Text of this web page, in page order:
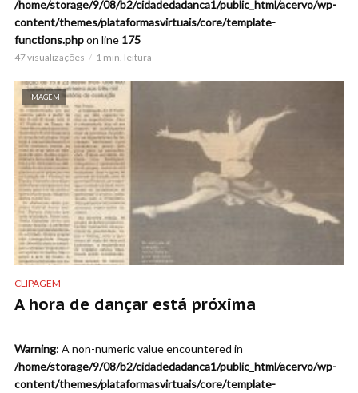
/home/storage/9/08/b2/cidadedadanca1/public_html/acervo/wp-
content/themes/plataformasvirtuais/core/template-
functions.phpon line 175
47 visualizações 1 min. leitura
IMAGEM
CLIPAGEM
A hora de dançar está próxima
Warning: A non-numeric value encountered in
/home/storage/9/08/b2/cidadedadanca1/public_html/acervo/wp-
content/themes/plataformasvirtuais/core/template-